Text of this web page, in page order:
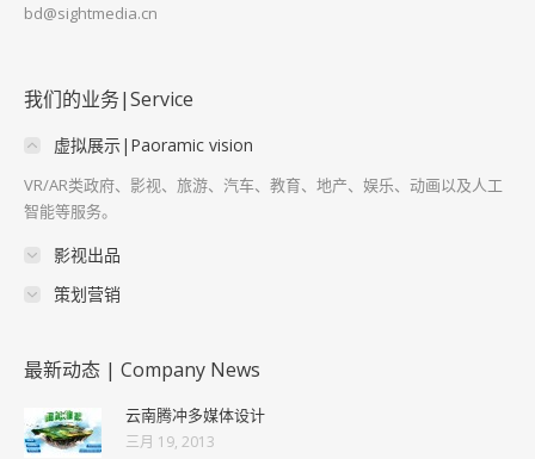
bd@sightmedia.cn
我们的业务|Service
虚拟展示|Paoramic vision
VR/AR类政府、影视、旅游、汽车、教育、地产、娱乐、动画以及人工
智能等服务。
影视出品
策划营销
最新动态 | Company News
云南腾冲多媒体设计
三月 19, 2013